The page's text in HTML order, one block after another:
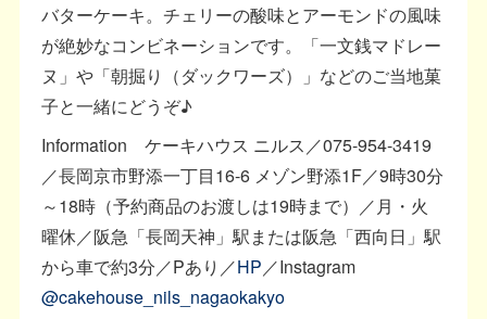
バターケーキ。チェリーの酸味とアーモンドの風味
が絶妙なコンビネーションです。「一文銭マドレー
ヌ」や「朝掘り（ダックワーズ）」などのご当地菓
子と一緒にどうぞ♪
Information ケーキハウス ニルス／075-954-3419
／長岡京市野添一丁目16-6 メゾン野添1F／9時30分
～18時（予約商品のお渡しは19時まで）／月・火
曜休／阪急「長岡天神」駅または阪急「西向日」駅
から車で約3分／Pあり／HP／Instagram
@cakehouse_nils_nagaokakyo